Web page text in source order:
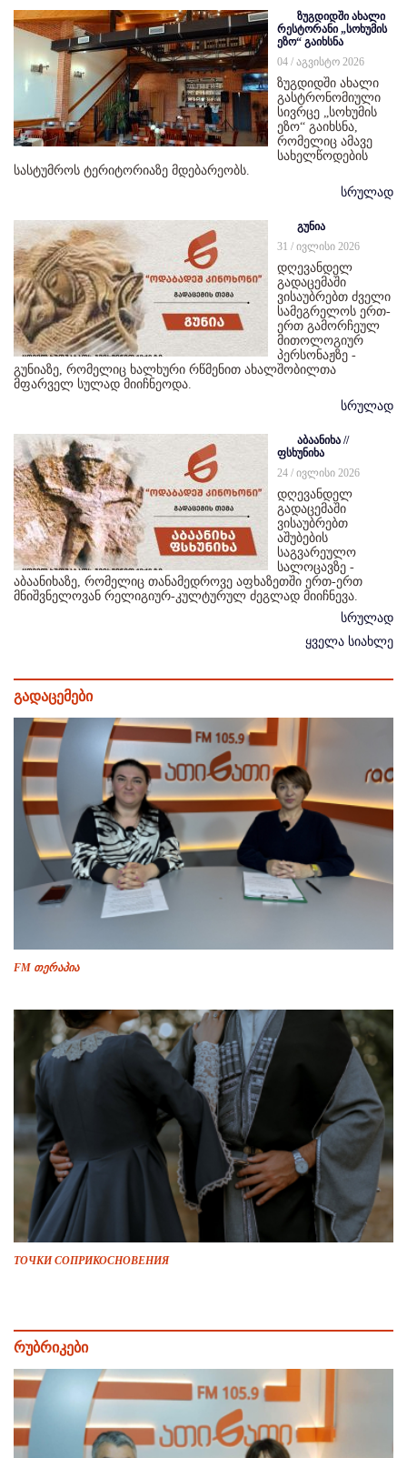
ზუგდიდში ახალი
რესტორანი „სოხუმის
ეზო“ გაიხსნა
04 / აგვისტო 2026
ზუგდიდში ახალი
გასტრონომიული
სივრცე „სოხუმის
ეზო“ გაიხსნა,
რომელიც ამავე
სახელწოდების
სასტუმროს ტერიტორიაზე მდებარეობს.
სრულად
გუნია
31 / ივლისი 2026
დღევანდელ
გადაცემაში
ვისაუბრებთ ძველი
სამეგრელოს ერთ-
ერთ გამორჩეულ
მითოლოგიურ
პერსონაჟზე -
გუნიაზე, რომელიც ხალხური რწმენით ახალშობილთა
მფარველ სულად მიიჩნეოდა.
სრულად
აბაანიხა //
ფსხუნიხა
24 / ივლისი 2026
დღევანდელ
გადაცემაში
ვისაუბრებთ
აშუბების
საგვარეულო
სალოცავზე -
აბაანიხაზე, რომელიც თანამედროვე აფხაზეთში ერთ-ერთ
მნიშვნელოვან რელიგიურ-კულტურულ ძეგლად მიიჩნევა.
სრულად
ყველა სიახლე
გადაცემები
FM თერაპია
ТОЧКИ СОПРИКОСНОВЕНИЯ
რუბრიკები